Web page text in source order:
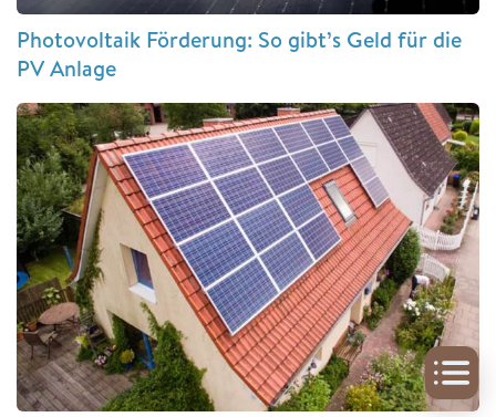
Photovoltaik Förderung: So gibt’s Geld für die
PV Anlage